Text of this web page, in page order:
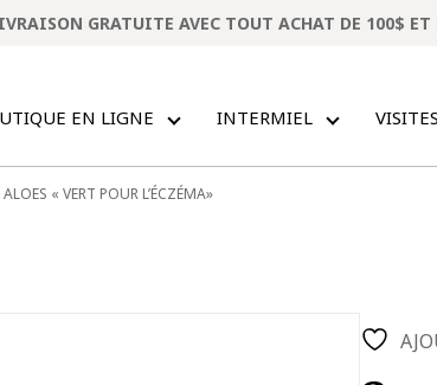
GRATUITE AVEC TOUT ACHAT DE 100$
EN LIGNE INTERMIEL
« VERT POUR L’ÉCZÉMA»